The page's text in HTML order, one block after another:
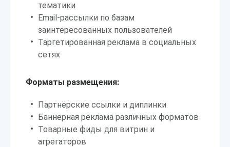
тематики
Email-рассылки по базам
заинтересованных пользователей
Таргетированная реклама в социальных
сетях
Форматы размещения:
Партнёрские ссылки и диплинки
Баннерная реклама различных форматов
Товарные фиды для витрин и
агрегаторов